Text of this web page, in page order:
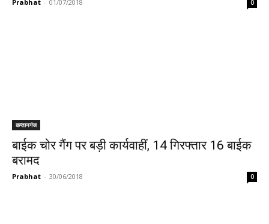
Prabhat - 01/07/2018 0
कप्तानगंज
बाईक चोर गैंग पर बड़ी कार्यवाहीं, 14 गिरफ्तार 16 बाईक
बरामद
Prabhat - 30/06/2018 0